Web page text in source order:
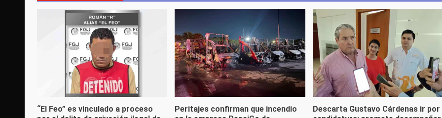
“El Feo” es vinculado a proceso
Peritajes confirman que incendio
Descarta Gustavo Cárdenas ir por